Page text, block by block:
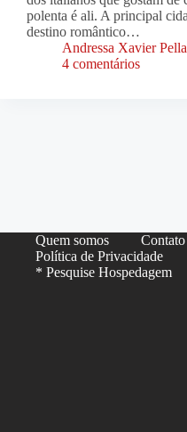
polenta é ali. A principal
destino romântico…
Andressa Xavier
4 comentários
Quem somos Contato
Política de Privacidade
* Pesquise Hospedagem